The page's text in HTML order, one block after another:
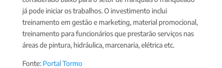
já pode iniciar os trabalhos. O investimento inclui
treinamento em gestão e marketing, material promocional,
treinamento para funcionários que prestarão serviços nas
áreas de pintura, hidráulica, marcenaria, elétrica etc.
Fonte: Portal Tormo